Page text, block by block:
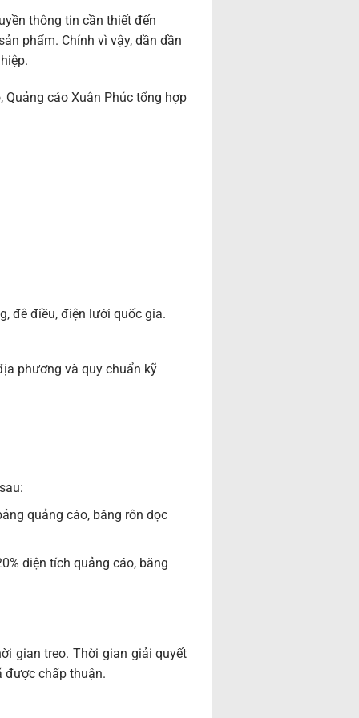
thông tin cần thiết đến
phẩm. Chính vì vậy, dần dần
cáo Xuân Phúc tổng hợp
đê điều, điện lưới quốc gia.
phương và quy chuẩn kỹ
quảng cáo, băng rôn dọc
diện tích quảng cáo, băng
gian treo. Thời gian giải quyết
được chấp thuận.